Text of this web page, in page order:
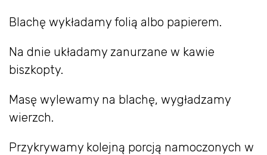
Blachę wykładamy folią albo papierem.
Na dnie układamy zanurzane w kawie
biszkopty.
Masę wylewamy na blachę, wygładzamy
wierzch.
Przykrywamy kolejną porcją namoczonych w